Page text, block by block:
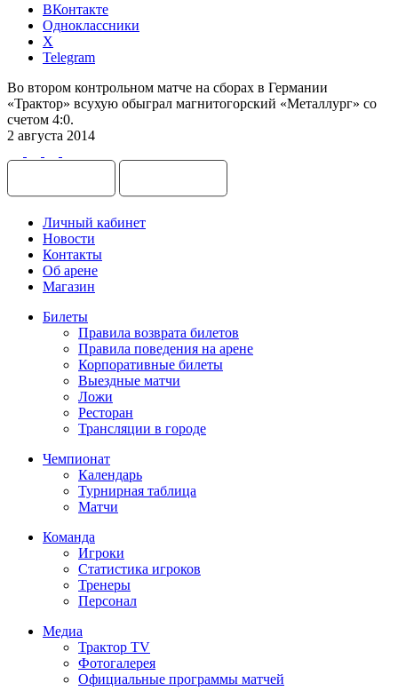
ВКонтакте
Одноклассники
X
Telegram
Во втором контрольном матче на сборах в Германии
«Трактор» всухую обыграл магнитогорский «Металлург» со
счетом 4:0.
2 августа 2014
Личный кабинет
Новости
Контакты
Об арене
Магазин
Билеты
Правила возврата билетов
Правила поведения на арене
Корпоративные билеты
Выездные матчи
Ложи
Ресторан
Трансляции в городе
Чемпионат
Календарь
Турнирная таблица
Матчи
Команда
Игроки
Статистика игроков
Тренеры
Персонал
Медиа
Трактор TV
Фотогалерея
Официальные программы матчей